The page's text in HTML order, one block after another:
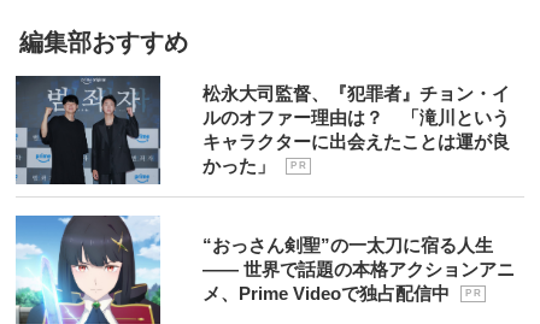
編集部おすすめ
松永大司監督、『犯罪者』チョン・イ
ルのオファー理由は？ 「滝川という
キャラクターに出会えたことは運が良
かった」
P R
“おっさん剣聖”の一太刀に宿る人生
―― 世界で話題の本格アクションアニ
メ、Prime Videoで独占配信中
P R